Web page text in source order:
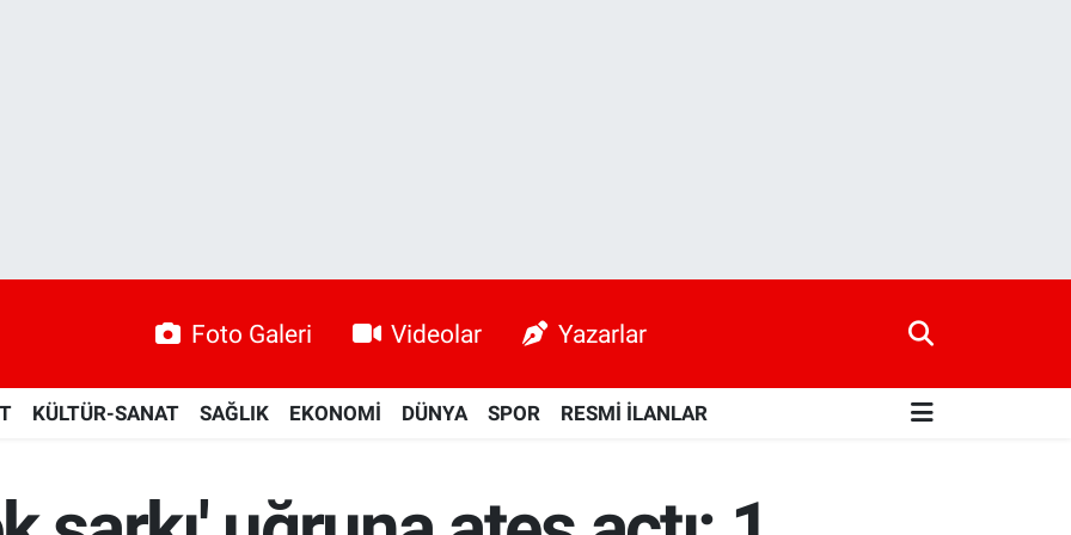
Foto Galeri Videolar Yazarlar
KÜLTÜR-SANAT SAĞLIK EKONOMİ DÜNYA SPOR RESMİ İLANLAR